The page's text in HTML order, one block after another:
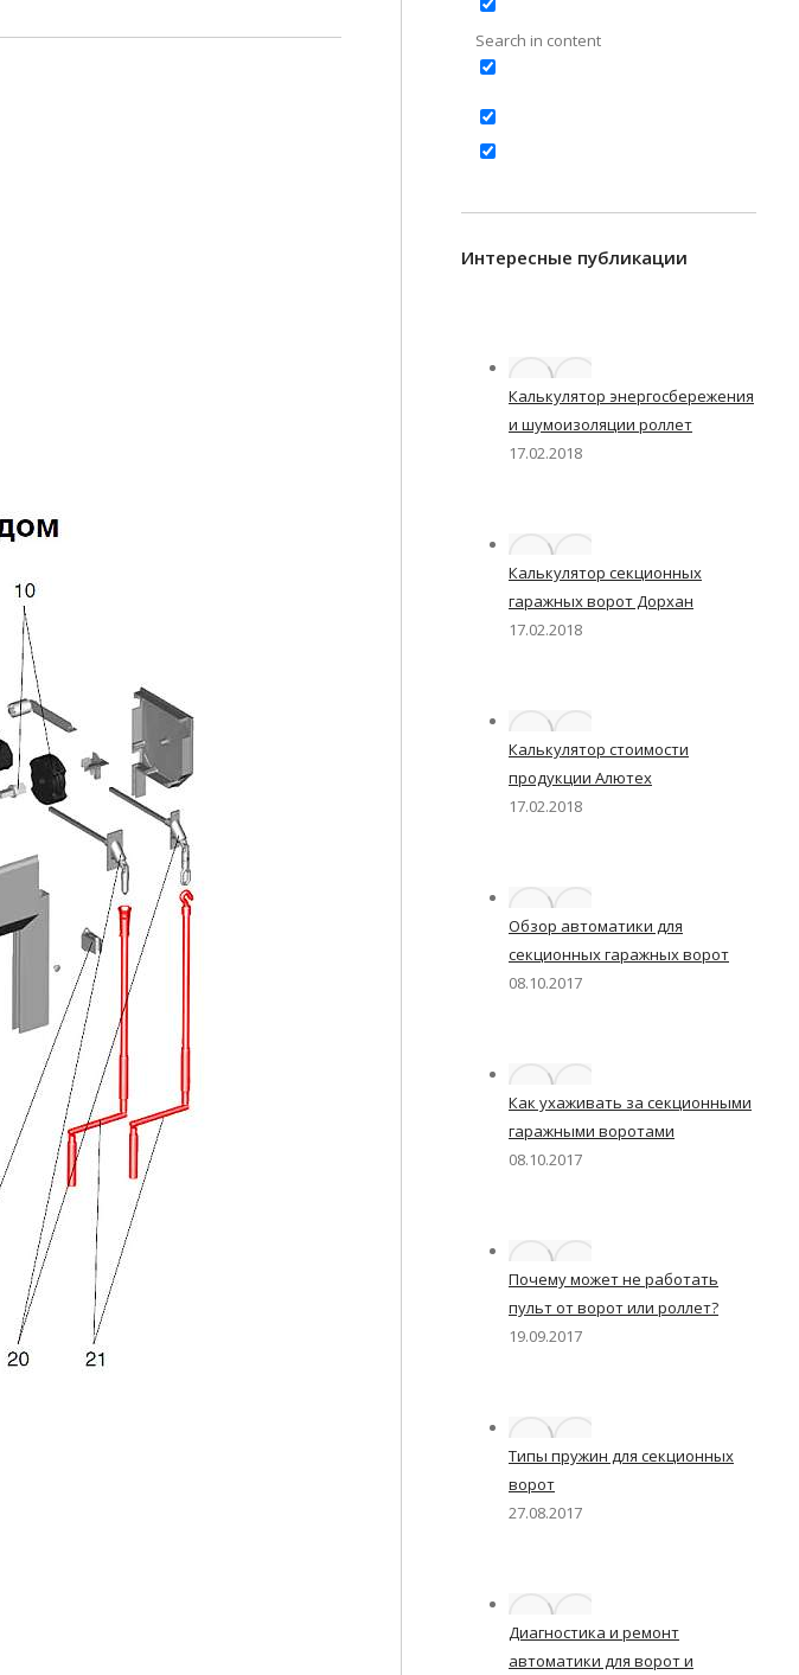
Search in content
Интересные публикации
Калькулятор энергосбережения
и шумоизоляции роллет
17.02.2018
Калькулятор секционных
гаражных ворот Дорхан
17.02.2018
Калькулятор стоимости
продукции Алютех
17.02.2018
Обзор автоматики для
секционных гаражных ворот
08.10.2017
Как ухаживать за секционными
гаражными воротами
08.10.2017
Почему может не работать
пульт от ворот или роллет?
19.09.2017
Типы пружин для секционных
ворот
27.08.2017
Диагностика и ремонт
автоматики для ворот и